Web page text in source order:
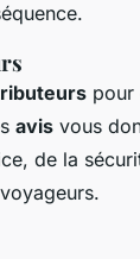
pour
avis vous
de la